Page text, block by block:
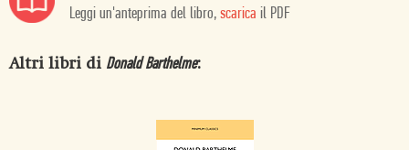
Leggi un'anteprima del libro, scarica il PDF
Altri libri di Donald Barthelme: